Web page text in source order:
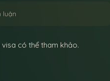
luận
có thể tham khảo.